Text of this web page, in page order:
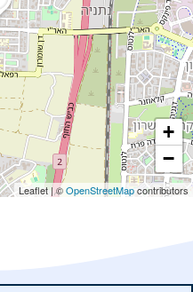
+
−
Leaflet|©OpenStreetMapcontributors